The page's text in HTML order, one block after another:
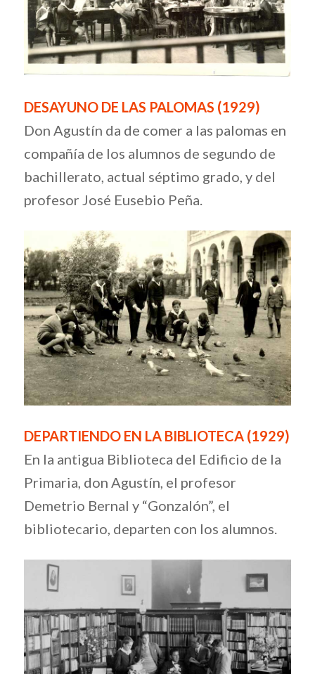
DESAYUNO DE LAS PALOMAS (1929)
Don Agustín da de comer a las palomas en
compañía de los alumnos de segundo de
bachillerato, actual séptimo grado, y del
profesor José Eusebio Peña.
DEPARTIENDO EN LA BIBLIOTECA (1929)
En la antigua Biblioteca del Edificio de la
Primaria, don Agustín, el profesor
Demetrio Bernal y “Gonzalón”, el
bibliotecario, departen con los alumnos.